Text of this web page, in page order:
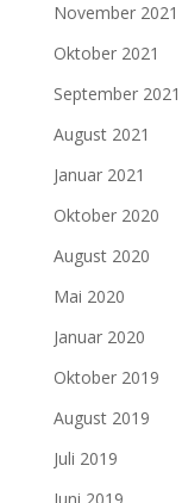
November 2021
Oktober 2021
September 2021
August 2021
Januar 2021
Oktober 2020
August 2020
Mai 2020
Januar 2020
Oktober 2019
August 2019
Juli 2019